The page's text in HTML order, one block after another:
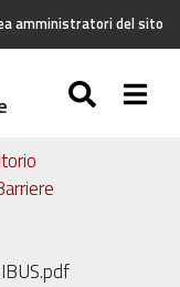
amministratori del sito